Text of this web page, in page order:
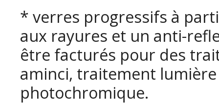
* verres progressifs à
aux rayures et un anti-
être facturés pour des
aminci, traitement
photochromique.